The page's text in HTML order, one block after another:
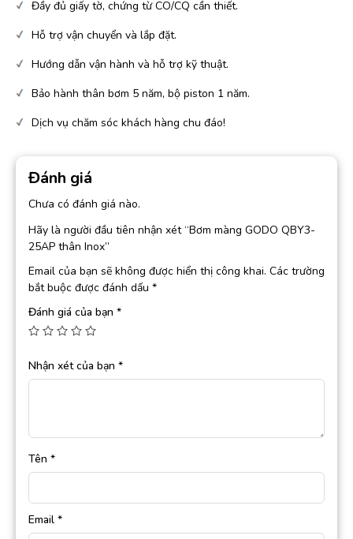
Đầy đủ giấy tờ, chứng từ CO/CQ cần thiết.
Hỗ trợ vận chuyển và lắp đặt.
Hướng dẫn vận hành và hỗ trợ kỹ thuật.
Bảo hành thân bơm 5 năm, bộ piston 1 năm.
Dịch vụ chăm sóc khách hàng chu đáo!
Đánh giá
Chưa có đánh giá nào.
Hãy là người đầu tiên nhận xét “Bơm màng GODO QBY3-
25AP thân Inox”
Email của bạn sẽ không được hiển thị công khai. Các trường
bắt buộc được đánh dấu *
Đánh giá của bạn *
Nhận xét của bạn *
Tên *
Email *